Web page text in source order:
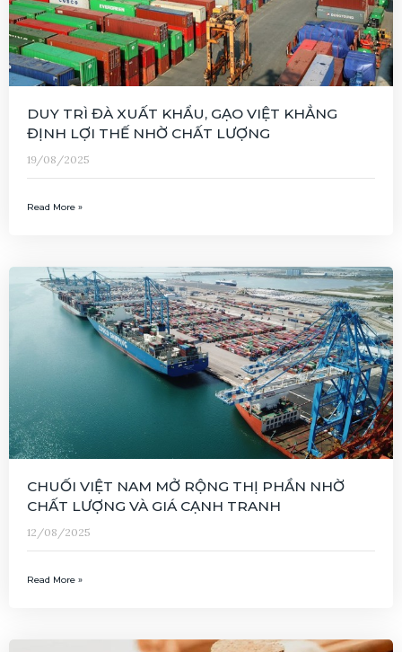
DUY TRÌ ĐÀ XUẤT KHẨU, GẠO VIỆT KHẲNG
ĐỊNH LỢI THẾ NHỜ CHẤT LƯỢNG
19/08/2025
Read More »
CHUỐI VIỆT NAM MỞ RỘNG THỊ PHẦN NHỜ
CHẤT LƯỢNG VÀ GIÁ CẠNH TRANH
12/08/2025
Read More »